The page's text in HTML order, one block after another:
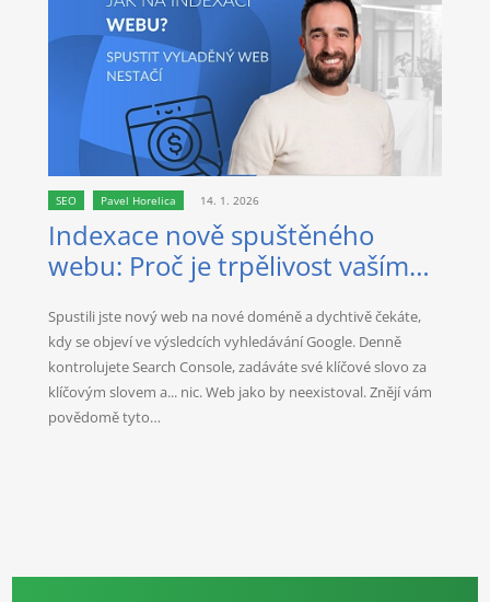
SEO Pavel Horelica 14. 1. 2026
Indexace nově spuštěného
webu: Proč je trpělivost vaším
Spustili jste nový web na nové doméně a dychtivě čekáte,
kdy se objeví ve výsledcích vyhledávání Google. Denně
kontrolujete Search Console, zadáváte své klíčové slovo za
klíčovým slovem a... nic. Web jako by neexistoval. Znějí vám
povědomě tyto…